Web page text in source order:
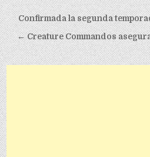
Post navigation
Confirmada la segunda
← Creature Commandos